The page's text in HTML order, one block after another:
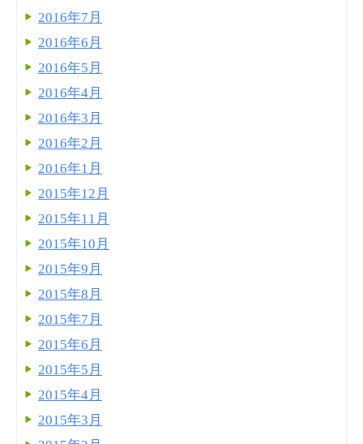
2016年7月
2016年6月
2016年5月
2016年4月
2016年3月
2016年2月
2016年1月
2015年12月
2015年11月
2015年10月
2015年9月
2015年8月
2015年7月
2015年6月
2015年5月
2015年4月
2015年3月